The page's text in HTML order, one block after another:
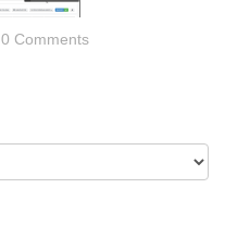
0 Comments